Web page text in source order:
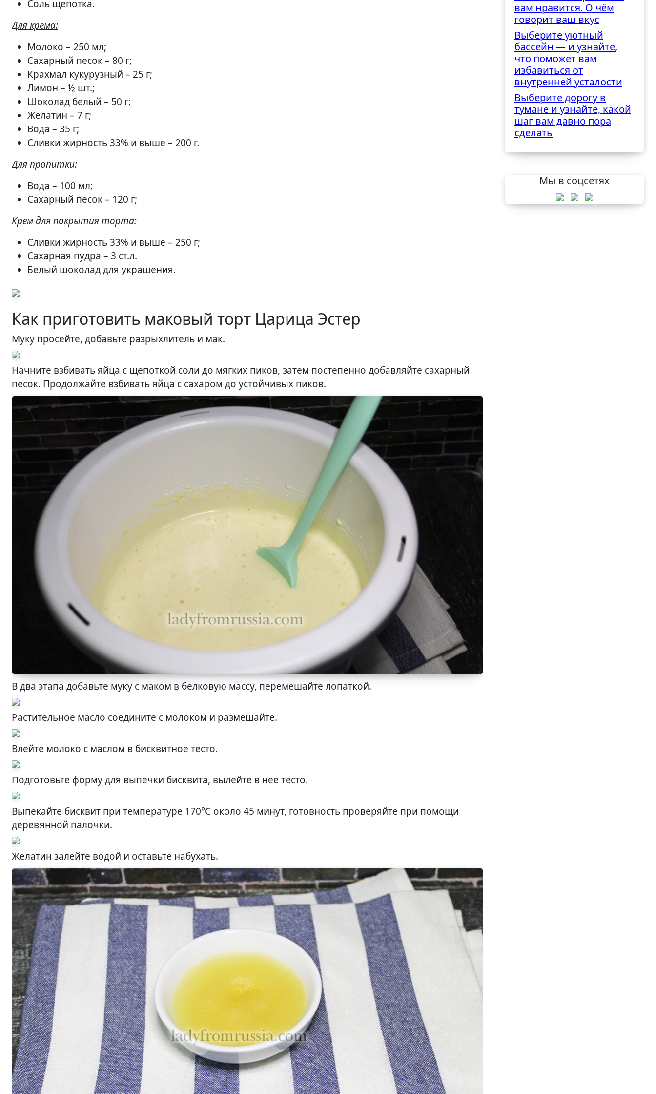
Соль щепотка.
Для крема:
Молоко – 250 мл;
Сахарный песок – 80 г;
Крахмал кукурузный – 25 г;
Лимон – ½ шт.;
Шоколад белый – 50 г;
Желатин – 7 г;
Вода – 35 г;
Сливки жирность 33% и выше – 200 г.
Для пропитки:
Вода – 100 мл;
Сахарный песок – 120 г;
Крем для покрытия торта:
Сливки жирность 33% и выше – 250 г;
Сахарная пудра – 3 ст.л.
Белый шоколад для украшения.
Как приготовить маковый торт Царица Эстер
Муку просейте, добавьте разрыхлитель и мак.
Начните взбивать яйца с щепоткой соли до мягких пиков, затем постепенно добавляйте сахарный
песок. Продолжайте взбивать яйца с сахаром до устойчивых пиков.
В два этапа добавьте муку с маком в белковую массу, перемешайте лопаткой.
Растительное масло соедините с молоком и размешайте.
Влейте молоко с маслом в бисквитное тесто.
Подготовьте форму для выпечки бисквита, вылейте в нее тесто.
Выпекайте бисквит при температуре 170°С около 45 минут, готовность проверяйте при помощи
деревянной палочки.
Желатин залейте водой и оставьте набухать.
вам нравится. О чём
говорит ваш вкус
Выберите уютный
бассейн — и узнайте,
что поможет вам
избавиться от
внутренней усталости
Выберите дорогу в
тумане и узнайте, какой
шаг вам давно пора
сделать
Мы в соцсетях